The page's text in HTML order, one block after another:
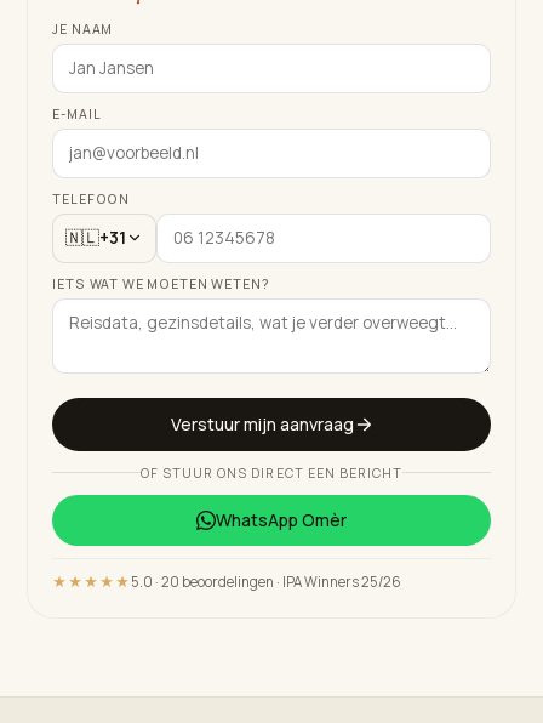
JE NAAM
E-MAIL
TELEFOON
🇳🇱+31
IETS WAT WE MOETEN WETEN?
Verstuur mijn aanvraag
OF STUUR ONS DIRECT EEN BERICHT
WhatsApp Omèr
★★★★★ 5.0 · 20 beoordelingen · IPA Winners 25/26